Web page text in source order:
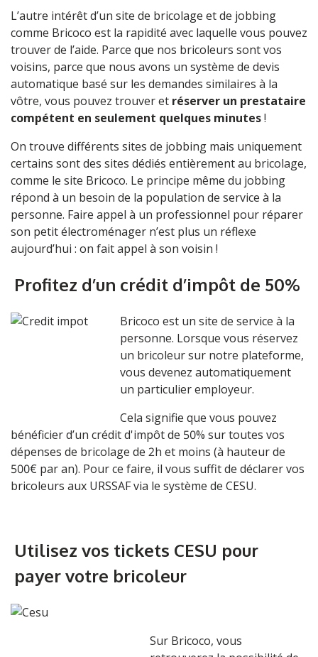
L’autre intérêt d’un site de bricolage et de jobbing
comme Bricoco est la rapidité avec laquelle vous pouvez
trouver de l’aide. Parce que nos bricoleurs sont vos
voisins, parce que nous avons un système de devis
automatique basé sur les demandes similaires à la
vôtre, vous pouvez trouver et réserver un prestataire
compétent en seulement quelques minutes!
On trouve différents sites de jobbing mais uniquement
certains sont des sites dédiés entièrement au bricolage,
comme le site Bricoco. Le principe même du jobbing
répond à un besoin de la population de service à la
personne. Faire appel à un professionnel pour réparer
son petit électroménager n’est plus un réflexe
aujourd’hui : on fait appel à son voisin !
Profitez d’un crédit d’impôt de 50%
Bricoco est un site de service à la
personne. Lorsque vous réservez
un bricoleur sur notre plateforme,
vous devenez automatiquement
un particulier employeur.
Cela signifie que vous pouvez
bénéficier d’un crédit d'impôt de 50% sur toutes vos
dépenses de bricolage de 2h et moins (à hauteur de
500€ par an). Pour ce faire, il vous suffit de déclarer vos
bricoleurs aux URSSAF via le système de CESU.
Utilisez vos tickets CESU pour
payer votre bricoleur
Sur Bricoco, vous